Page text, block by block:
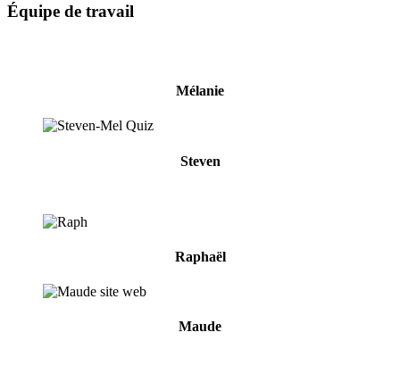
Équipe de travail
Mélanie
Steven
Raphaël
Maude